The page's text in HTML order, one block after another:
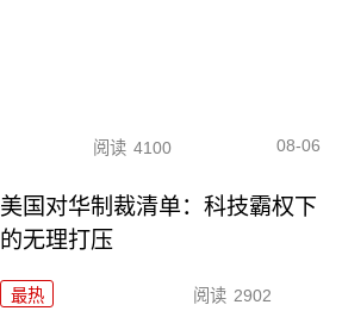
阅读 4100 08-06
美国对华制裁清单：科技霸权下
的无理打压
最热 阅读 2902